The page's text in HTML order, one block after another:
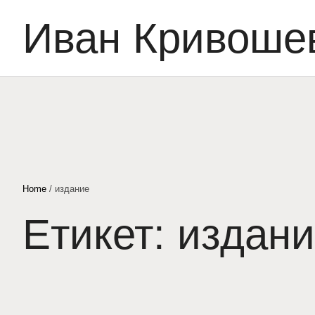
Иван
Home / издание
Етикет: